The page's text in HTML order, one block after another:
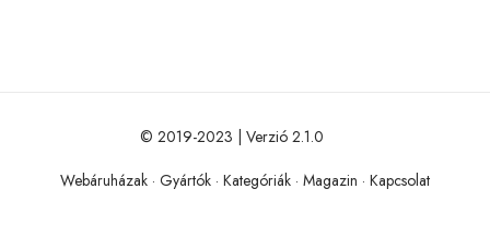
© 2019-2023 | Verzió 2.1.0
Webáruházak · Gyártók · Kategóriák · Magazin · Kapcsolat